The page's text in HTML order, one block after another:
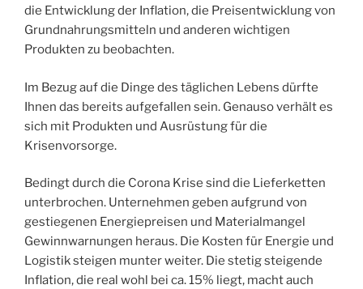
die Entwicklung der Inflation, die Preisentwicklung von
Grundnahrungsmitteln und anderen wichtigen
Produkten zu beobachten.
Im Bezug auf die Dinge des täglichen Lebens dürfte
Ihnen das bereits aufgefallen sein. Genauso verhält es
sich mit Produkten und Ausrüstung für die
Krisenvorsorge.
Bedingt durch die Corona Krise sind die Lieferketten
unterbrochen. Unternehmen geben aufgrund von
gestiegenen Energiepreisen und Materialmangel
Gewinnwarnungen heraus. Die Kosten für Energie und
Logistik steigen munter weiter. Die stetig steigende
Inflation, die real wohl bei ca. 15% liegt, macht auch